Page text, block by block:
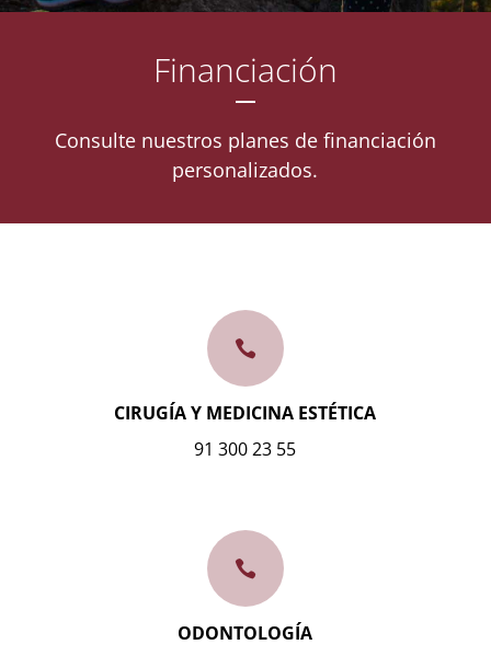
Financiación
Consulte nuestros planes de financiación
personalizados.

CIRUGÍA Y MEDICINA ESTÉTICA
91 300 23 55

ODONTOLOGÍA